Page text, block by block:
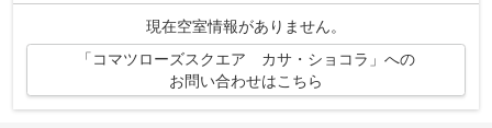
マツローズスクエア カサ・ショコラ...
現在空室情報がありません。
「コマツローズスクエア カサ・ショコラ」への
お問い合わせはこちら